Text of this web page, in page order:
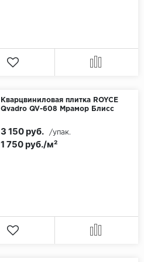
Кварцвиниловая плитка ROYCE
Qvadro QV-608 Мрамор Блисс
1 750 руб./м²
3 150 руб. /упак.